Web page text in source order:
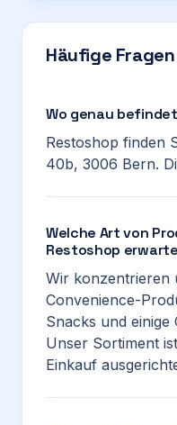
Häufige Fragen
Wo genau
Restoshop finden
40b, 3006 Bern.
Welche Art von
Restoshop
Wir konzentrieren
Convenience-
Snacks und einige
Unser Sortiment
Einkauf